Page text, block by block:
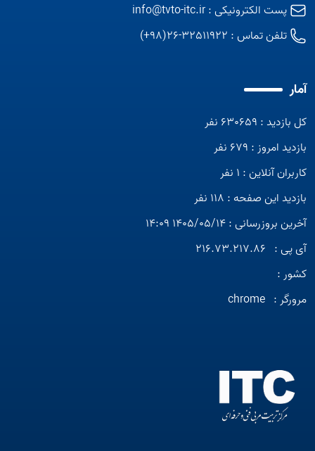
پست الکترونیکی :info@tvto-itc.ir
تلفن تماس : 32511922-26(98+)
آمار
کل بازدید : 630659 نفر
بازدید امروز : 679 نفر
کاربران آنلاین : 1 نفر
بازدید این صفحه : 118 نفر
آخرین بروزرسانی : 1405/05/14 14:09
آی پی : 216.73.217.86
کشور :
مرورگر : chrome